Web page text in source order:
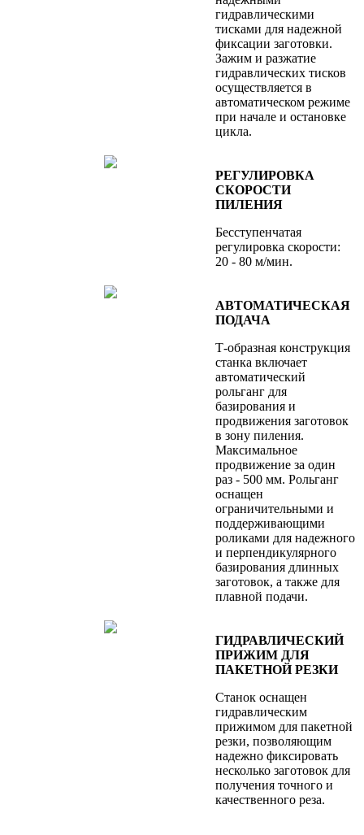
гидравлическими
тисками для надежной
фиксации заготовки.
Зажим и разжатие
гидравлических тисков
осуществляется в
автоматическом режиме
при начале и остановке
цикла.
РЕГУЛИРОВКА
СКОРОСТИ
ПИЛЕНИЯ
Бесступенчатая
регулировка скорости:
20 - 80 м/мин.
АВТОМАТИЧЕСКАЯ
ПОДАЧА
Т-образная конструкция
станка включает
автоматический
рольганг для
базирования и
продвижения заготовок
в зону пиления.
Максимальное
продвижение за один
раз - 500 мм. Рольганг
оснащен
ограничительными и
поддерживающими
роликами для надежного
и перпендикулярного
базирования длинных
заготовок, а также для
плавной подачи.
ГИДРАВЛИЧЕСКИЙ
ПРИЖИМ ДЛЯ
ПАКЕТНОЙ РЕЗКИ
Станок оснащен
гидравлическим
прижимом для пакетной
резки, позволяющим
надежно фиксировать
несколько заготовок для
получения точного и
качественного реза.